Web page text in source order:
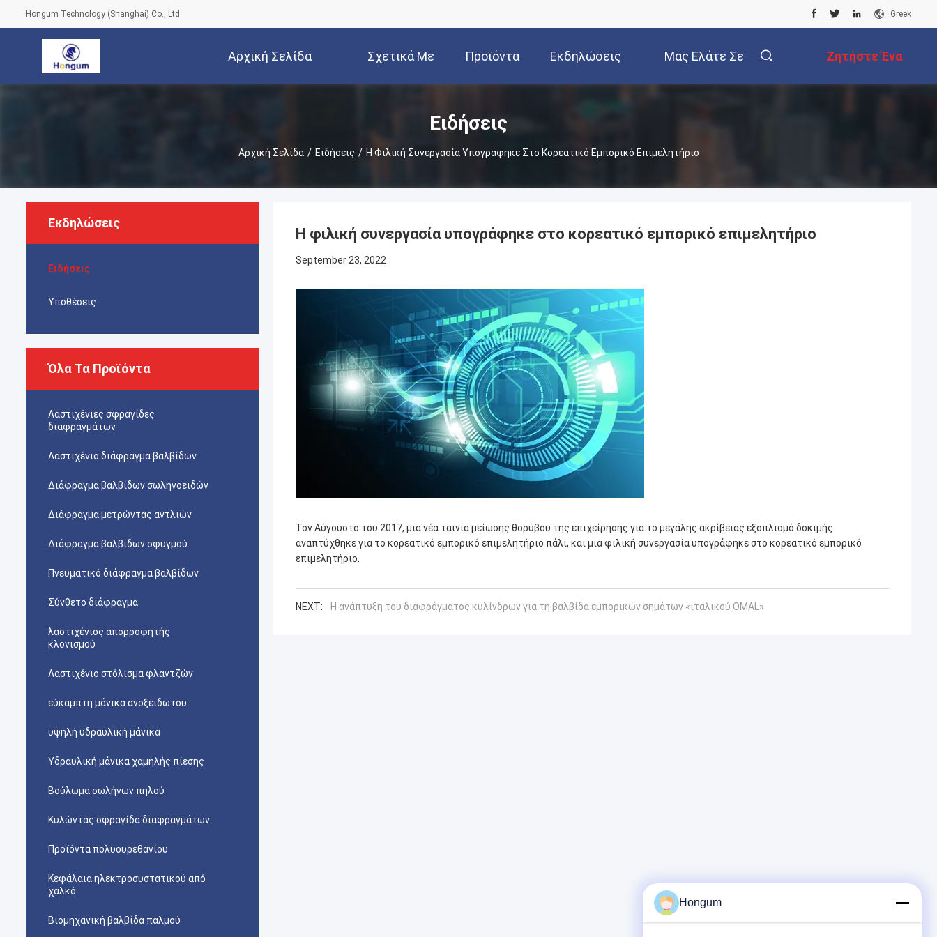
Hongum Technology (Shanghai) Co., Ltd Greek
Αρχική Σελίδα Σχετικά Με
Εμάς
Προϊόντα Εκδηλώσεις Μας Ελάτε Σε Ζητήστε Ένα
Απόσπασμα
Ειδήσεις
Αρχική Σελίδα / Ειδήσεις / Η Φιλική Συνεργασία Υπογράφηκε Στο Κορεατικό Εμπορικό Επιμελητήριο
Εκδηλώσεις
Ειδήσεις
Υποθέσεις
Όλα Τα Προϊόντα
Λαστιχένιες σφραγίδες
διαφραγμάτων
Λαστιχένιο διάφραγμα βαλβίδων
Διάφραγμα βαλβίδων σωληνοειδών
Διάφραγμα μετρώντας αντλιών
Διάφραγμα βαλβίδων σφυγμού
Πνευματικό διάφραγμα βαλβίδων
Σύνθετο διάφραγμα
λαστιχένιος απορροφητής
κλονισμού
Λαστιχένιο στόλισμα φλαντζών
εύκαμπτη μάνικα ανοξείδωτου
υψηλή υδραυλική μάνικα
Υδραυλική μάνικα χαμηλής πίεσης
Βούλωμα σωλήνων πηλού
Κυλώντας σφραγίδα διαφραγμάτων
Προϊόντα πολυουρεθανίου
Κεφάλαια ηλεκτροσυστατικού από
χαλκό
Βιομηχανική βαλβίδα παλμού
Η φιλική συνεργασία υπογράφηκε στο κορεατικό εμπορικό επιμελητήριο
September 23, 2022
Τον Αύγουστο του 2017, μια νέα ταινία μείωσης θορύβου της επιχείρησης για το μεγάλης ακρίβειας εξοπλισμό δοκιμής
αναπτύχθηκε για το κορεατικό εμπορικό επιμελητήριο πάλι, και μια φιλική συνεργασία υπογράφηκε στο κορεατικό εμπορικό
επιμελητήριο.
NEXT: Η ανάπτυξη του διαφράγματος κυλίνδρων για τη βαλβίδα εμπορικών σημάτων «ιταλικού OMAL»
Hongum